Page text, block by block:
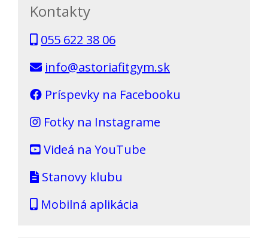
Kontakty
055 622 38 06
info@astoriafitgym.sk
Príspevky na Facebooku
Fotky na Instagrame
Videá na YouTube
Stanovy klubu
Mobilná aplikácia